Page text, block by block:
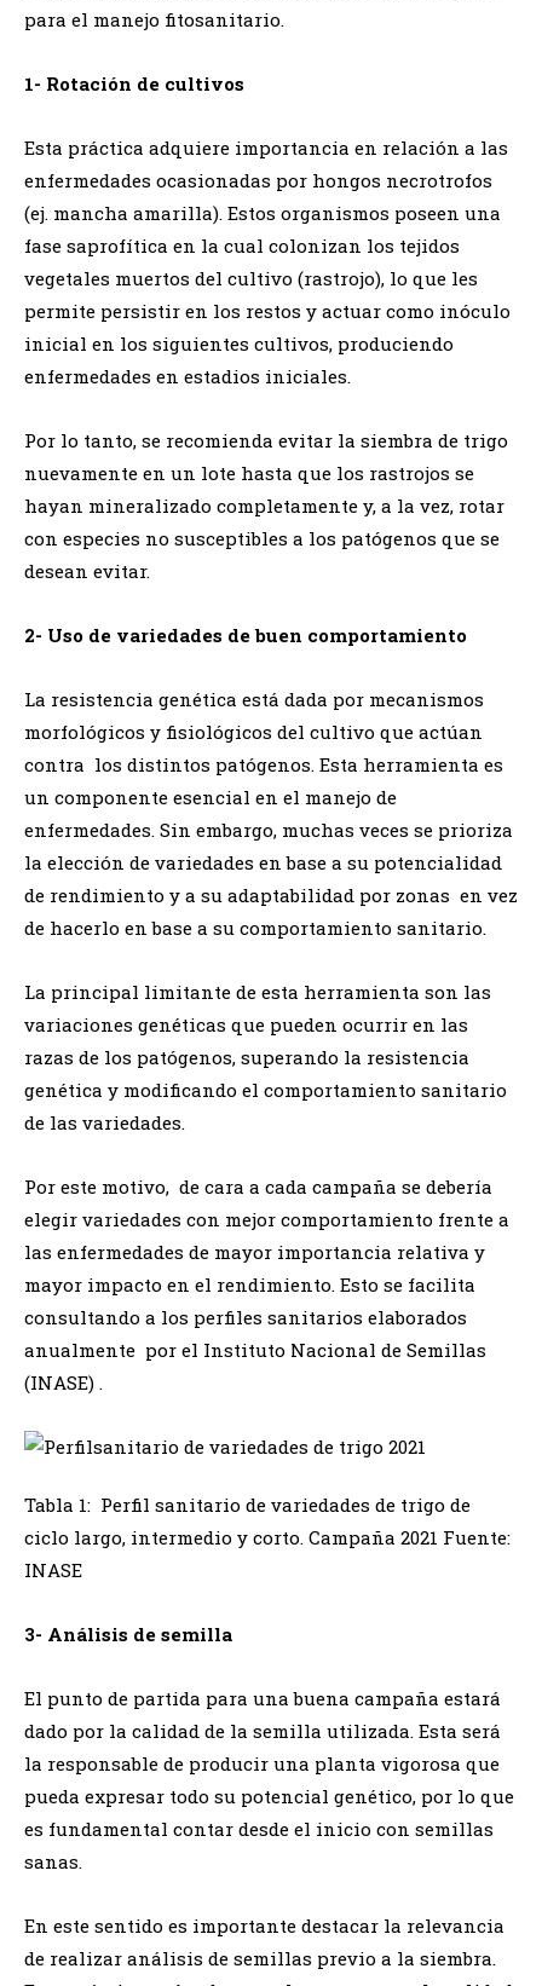
para el manejo fitosanitario.
1- Rotación de cultivos
Esta práctica adquiere importancia en relación a las
enfermedades ocasionadas por hongos necrotrofos
(ej. mancha amarilla). Estos organismos poseen una
fase saprofítica en la cual colonizan los tejidos
vegetales muertos del cultivo (rastrojo), lo que les
permite persistir en los restos y actuar como inóculo
inicial en los siguientes cultivos, produciendo
enfermedades en estadios iniciales.
Por lo tanto, se recomienda evitar la siembra de trigo
nuevamente en un lote hasta que los rastrojos se
hayan mineralizado completamente y, a la vez, rotar
con especies no susceptibles a los patógenos que se
desean evitar.
2- Uso de variedades de buen comportamiento
La resistencia genética está dada por mecanismos
morfológicos y fisiológicos del cultivo que actúan
contra los distintos patógenos. Esta herramienta es
un componente esencial en el manejo de
enfermedades. Sin embargo, muchas veces se prioriza
la elección de variedades en base a su potencialidad
de rendimiento y a su adaptabilidad por zonas en vez
de hacerlo en base a su comportamiento sanitario.
La principal limitante de esta herramienta son las
variaciones genéticas que pueden ocurrir en las
razas de los patógenos, superando la resistencia
genética y modificando el comportamiento sanitario
de las variedades.
Por este motivo, de cara a cada campaña se debería
elegir variedades con mejor comportamiento frente a
las enfermedades de mayor importancia relativa y
mayor impacto en el rendimiento. Esto se facilita
consultando a los perfiles sanitarios elaborados
anualmente por el Instituto Nacional de Semillas
(INASE) .
Tabla 1: Perfil sanitario de variedades de trigo de
ciclo largo, intermedio y corto. Campaña 2021 Fuente:
INASE
3- Análisis de semilla
El punto de partida para una buena campaña estará
dado por la calidad de la semilla utilizada. Esta será
la responsable de producir una planta vigorosa que
pueda expresar todo su potencial genético, por lo que
es fundamental contar desde el inicio con semillas
sanas.
En este sentido es importante destacar la relevancia
de realizar análisis de semillas previo a la siembra.